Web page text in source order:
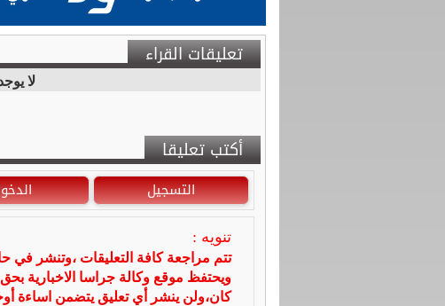
تعليقات القراء
لا
أكتب تعليقا
التسجيل
تنويه :
تتم مراجعة كافة التعليقات ،وتنشر في
ويحتفظ موقع وكالة جراسا
كان،ولن ينشر أي تعليق يتضمن اساءة